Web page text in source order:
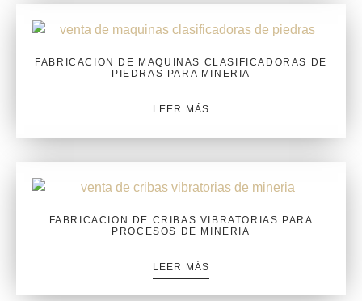
FABRICACION DE MAQUINAS CLASIFICADORAS DE
PIEDRAS PARA MINERIA
LEER MÁS
FABRICACION DE CRIBAS VIBRATORIAS PARA
PROCESOS DE MINERIA
LEER MÁS